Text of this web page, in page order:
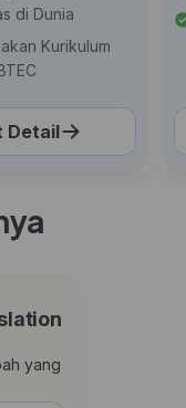
di Dunia
Kurikulum
Detail
yang